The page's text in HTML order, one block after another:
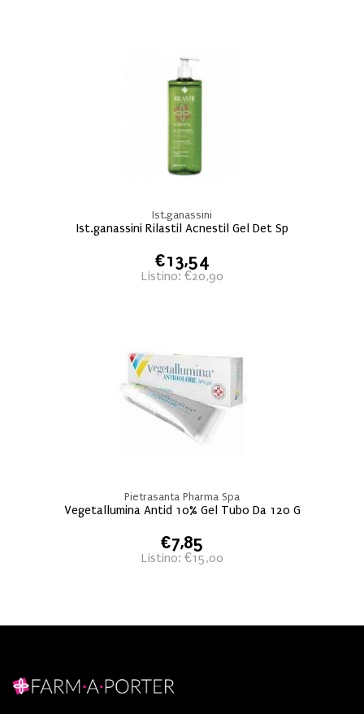
Ist.ganassini
Ist.ganassini Rilastil Acnestil Gel Det Sp
€13,54
Listino: €20,90
Pietrasanta Pharma Spa
Vegetallumina Antid 10% Gel Tubo Da 120 G
€7,85
Listino: €15,00